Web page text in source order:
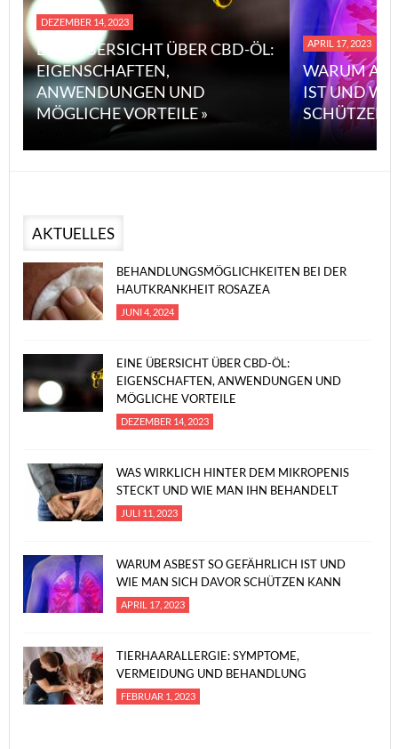
DEZEMBER 14, 2023
EINE ÜBERSICHT ÜBER CBD-ÖL:
EIGENSCHAFTEN,
ANWENDUNGEN UND
MÖGLICHE VORTEILE »
APRIL 17, 2023
WARUM
IST UND
SCHÜTZEN
AKTUELLES
BEHANDLUNGSMÖGLICHKEITEN BEI DER
HAUTKRANKHEIT ROSAZEA
JUNI 4, 2024
EINE ÜBERSICHT ÜBER CBD-ÖL:
EIGENSCHAFTEN, ANWENDUNGEN UND
MÖGLICHE VORTEILE
DEZEMBER 14, 2023
WAS WIRKLICH HINTER DEM MIKROPENIS
STECKT UND WIE MAN IHN BEHANDELT
JULI 11, 2023
WARUM ASBEST SO GEFÄHRLICH IST UND
WIE MAN SICH DAVOR SCHÜTZEN KANN
APRIL 17, 2023
TIERHAARALLERGIE: SYMPTOME,
VERMEIDUNG UND BEHANDLUNG
FEBRUAR 1, 2023